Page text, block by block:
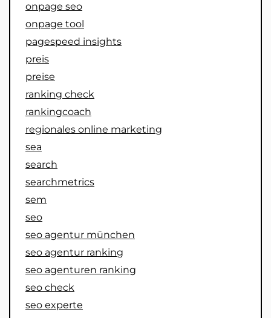
onpage seo
onpage tool
pagespeed insights
preis
preise
ranking check
rankingcoach
regionales online marketing
sea
search
searchmetrics
sem
seo
seo agentur münchen
seo agentur ranking
seo agenturen ranking
seo check
seo experte